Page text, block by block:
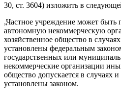
30, ст. 3604) изложить в
„Частное учреждение может быть
автономную некоммерческую
хозяйственное общество в
установлены федеральным
государственных или
некоммерческие организации
общество допускается в случаях
установлены законом.